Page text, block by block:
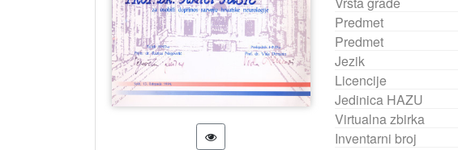
Predmet
Predmet
Jezik
Licencije
Jedinica HAZU
Virtualna zbirka
Inventarni broj